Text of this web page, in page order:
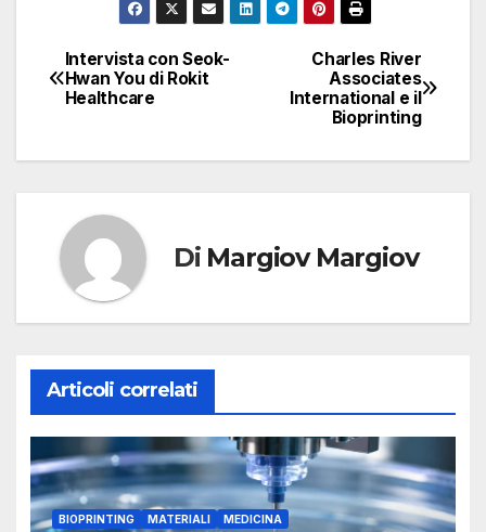
Navigazione
articoli
Charles River
Associates
International e il
Bioprinting
Intervista con Seok-
Hwan You di Rokit
Healthcare
Di Margiov Margiov
Articoli correlati
BIOPRINTING MATERIALI MEDICINA